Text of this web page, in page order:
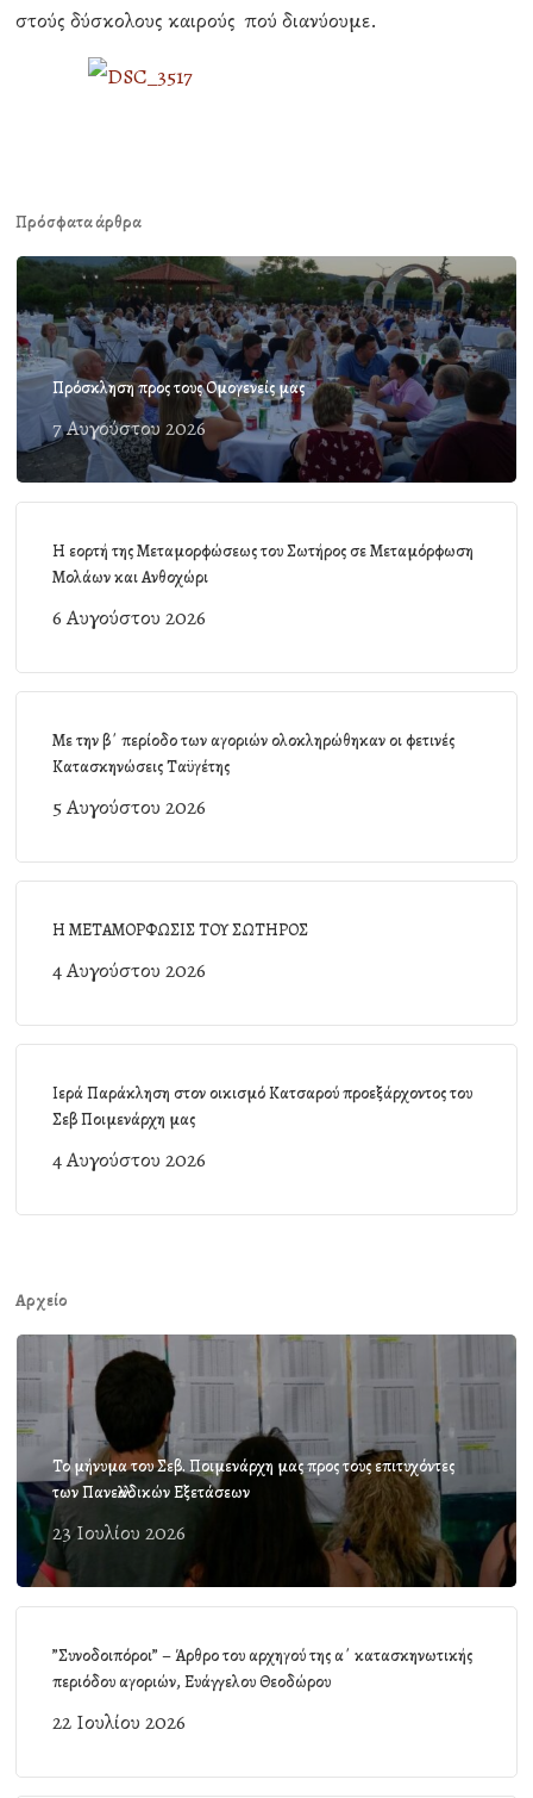
στούς δύσκολους καιρούς πού διανύουμε.
Πρόσφατα άρθρα
Πρόσκληση προς τους Ομογενείς μας
7 Αυγούστου 2026
Η εορτή της Μεταμορφώσεως του Σωτήρος σε Μεταμόρφωση
Μολάων και Ανθοχώρι
6 Αυγούστου 2026
Με την β΄ περίοδο των αγοριών ολοκληρώθηκαν οι φετινές
Κατασκηνώσεις Ταϋγέτης
5 Αυγούστου 2026
Η ΜΕΤΑΜΟΡΦΩΣΙΣ ΤΟΥ ΣΩΤΗΡΟΣ
4 Αυγούστου 2026
Ιερά Παράκληση στον οικισμό Κατσαρού προεξάρχοντος του
Σεβ Ποιμενάρχη μας
4 Αυγούστου 2026
Αρχείο
Το μήνυμα του Σεβ. Ποιμενάρχη μας προς τους επιτυχόντες
των Πανελλαδικών Εξετάσεων
23 Ιουλίου 2026
”Συνοδοιπόροι” – Άρθρο του αρχηγού της α΄ κατασκηνωτικής
περιόδου αγοριών, Ευάγγελου Θεοδώρου
22 Ιουλίου 2026